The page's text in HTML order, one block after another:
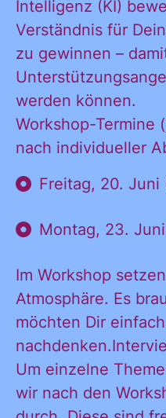
Intelligenz (KI)
Verständnis für
zu gewinnen –
werden können.
Workshop-Termine
nach individueller
Freitag, 20. Juni
Montag, 23.
Im Workshop
Atmosphäre. Es
möchten Dir
Um einzelne
wir nach den